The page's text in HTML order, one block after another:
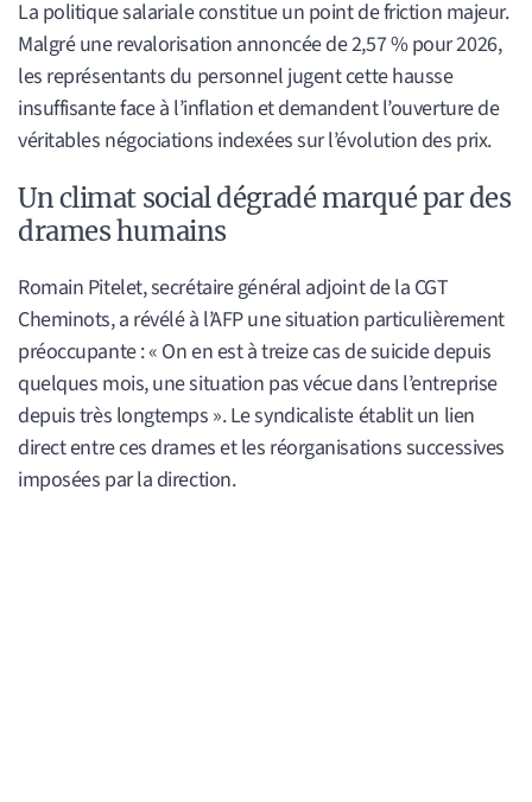
La politique salariale constitue un point de friction majeur.
Malgré une revalorisation annoncée de 2,57 % pour 2026,
les représentants du personnel jugent cette hausse
insuffisante face à l’inflation et demandent l’ouverture de
véritables négociations indexées sur l’évolution des prix.
Un climat social dégradé marqué par des
drames humains
Romain Pitelet, secrétaire général adjoint de la CGT
Cheminots, a révélé à l’AFP une situation particulièrement
préoccupante : « On en est à treize cas de suicide depuis
quelques mois, une situation pas vécue dans l’entreprise
depuis très longtemps ». Le syndicaliste établit un lien
direct entre ces drames et les réorganisations successives
imposées par la direction.